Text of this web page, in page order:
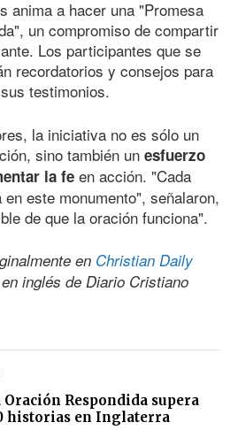
anima a hacer una "Promesa
un compromiso de compartir
Los participantes que se
recordatorios y consejos para
testimonios.
la iniciativa no es sólo un
sino también un esfuerzo
la fe en acción. "Cada
este monumento", señalaron,
de que la oración funciona".
en Christian Daily
inglés de Diario Cristiano
Respondida supera
historias en Inglaterra